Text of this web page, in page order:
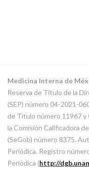
Medicina Interna de
Reserva de Título de la
(SEP) número 04-2021-
de Título número 11967
la Comisión Calificadora
(SeGob) número 8375.
Periódica. Registro
Periódica (http://